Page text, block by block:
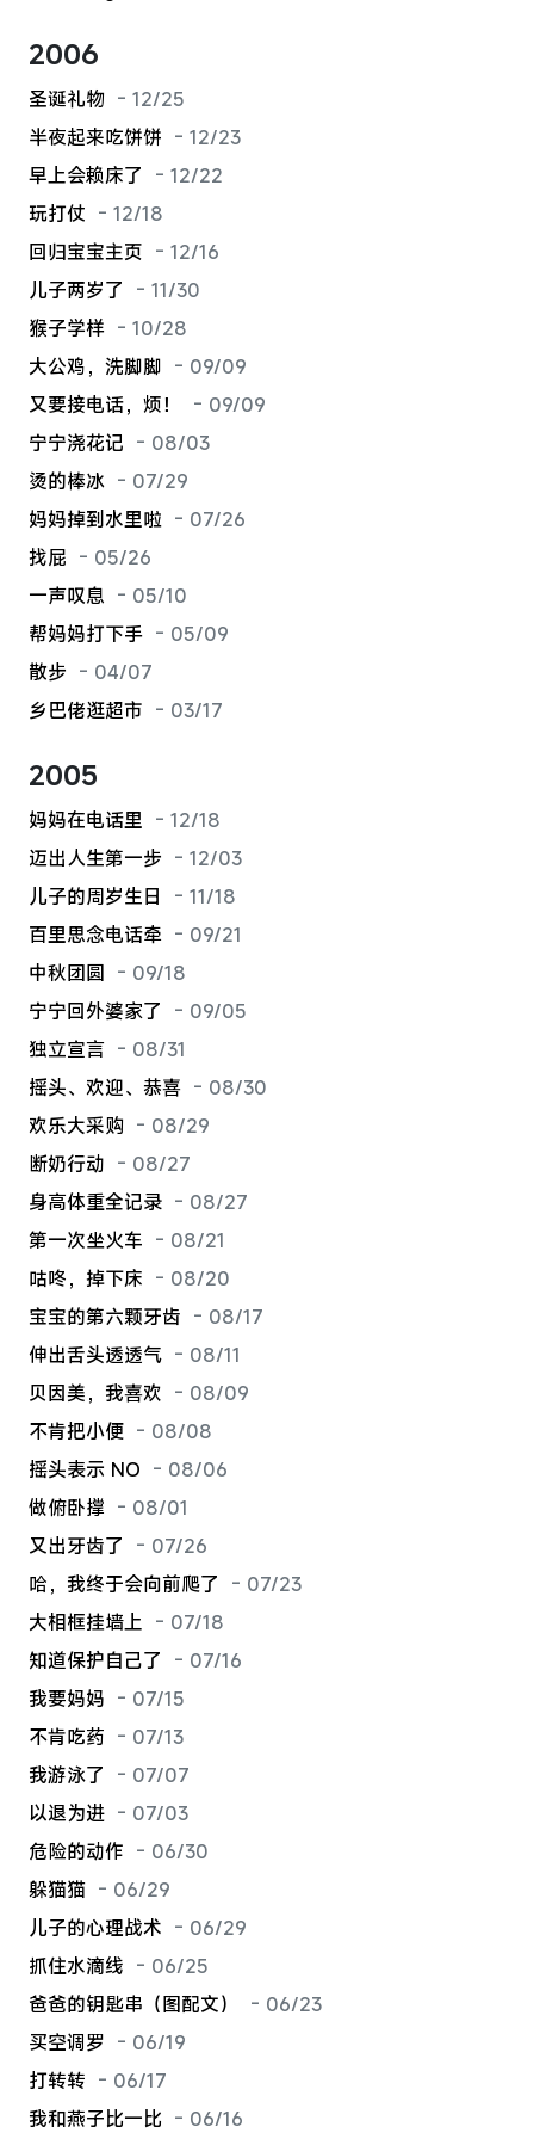
2006
圣诞礼物 - 12/25
半夜起来吃饼饼 - 12/23
早上会赖床了 - 12/22
玩打仗 - 12/18
回归宝宝主页 - 12/16
儿子两岁了 - 11/30
猴子学样 - 10/28
大公鸡，洗脚脚 - 09/09
又要接电话，烦！
- 09/09
宁宁浇花记 - 08/03
烫的棒冰 - 07/29
妈妈掉到水里啦 - 07/26
找屁 - 05/26
一声叹息 - 05/10
帮妈妈打下手 - 05/09
散步 - 04/07
乡巴佬逛超市 - 03/17
2005
妈妈在电话里 - 12/18
迈出人生第一步 - 12/03
儿子的周岁生日
- 11/18
百里思念电话牵 - 09/21
中秋团圆 - 09/18
宁宁回外婆家了 - 09/05
独立宣言 - 08/31
摇头、欢迎、恭喜 - 08/30
欢乐大采购 - 08/29
断奶行动 - 08/27
身高体重全记录 - 08/27
第一次坐火车 - 08/21
咕咚，掉下床 - 08/20
宝宝的第六颗牙齿 - 08/17
伸出舌头透透气 - 08/11
贝因美，我喜欢 - 08/09
不肯把小便 - 08/08
摇头表示 NO - 08/06
做俯卧撑 - 08/01
又出牙齿了 - 07/26
哈，我终于会向前爬了 - 07/23
大相框挂墙上 - 07/18
知道保护自己了 - 07/16
我要妈妈 - 07/15
不肯吃药 - 07/13
我游泳了 - 07/07
以退为进 - 07/03
危险的动作 - 06/30
躲猫猫 - 06/29
儿子的心理战术 - 06/29
抓住水滴线 - 06/25
爸爸的钥匙串（图配文）
- 06/23
买空调罗 - 06/19
打转转 - 06/17
我和燕子比一比 - 06/16